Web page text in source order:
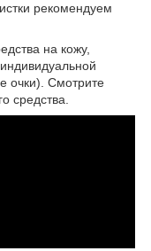
рекомендуем
на кожу,
очки). Смотрите
средства.